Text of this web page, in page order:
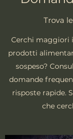
Trova
Cerchi maggiori
prodotti
sospeso?
domande
risposte rapide.
che